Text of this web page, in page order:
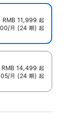
RMB 11,999 起
月 (24 期) 起
RMB 14,499 起
月 (24 期) 起